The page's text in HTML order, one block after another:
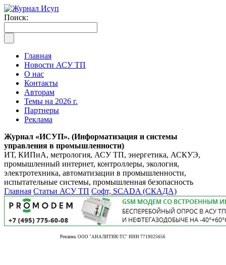
Поиск:
Главная
Новости АСУ ТП
О нас
Контакты
Авторам
Темы на 2026 г.
Партнеры
Реклама
Журнал «ИСУП». (Информатизация и системы
управления в промышленности)
ИТ, КИПиА, метрология, АСУ ТП, энергетика, АСКУЭ,
промышленный интернет, контроллеры, экология,
электротехника, автоматизации в промышленности,
испытательные системы, промышленная безопасность
Главная Статьи АСУ ТП Софт, SCADA (СКАДА)
Реклама. ООО "АНАЛИТИК-ТС" ИНН 7719025656